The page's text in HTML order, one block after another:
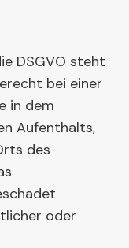
DSGVO steht
bei einer
in dem
Aufenthalts,
des
oder